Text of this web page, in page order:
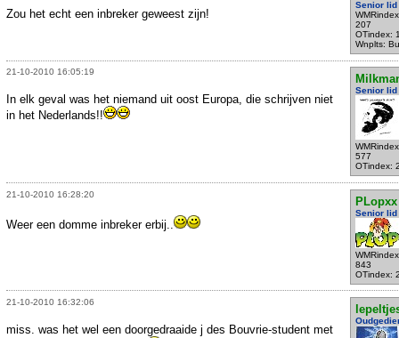
Senior lid
207
OTindex:
Wnplts:
Zou het echt een inbreker geweest zijn!
21-10-2010 16:05:19
Senior lid
577
OTindex:
In elk geval was het niemand uit oost Europa, die schrijven niet
in het Nederlands!!
21-10-2010 16:28:20
PLopxx
Senior lid
843
OTindex:
Weer een domme inbreker erbij..
21-10-2010 16:32:06
miss. was het wel een doorgedraaide j des Bouvrie-student met